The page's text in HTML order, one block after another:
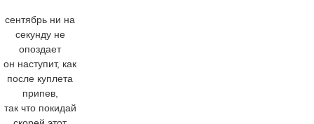
сентябрь ни на
секунду не
опоздает
он наступит, как
после куплета
припев,
так что покидай